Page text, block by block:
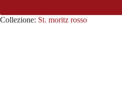
Collezione: St. moritz rosso